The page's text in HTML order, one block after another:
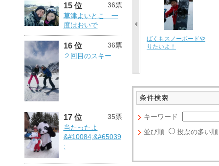
15 位
36票
草津よいとこ 一
度はおいで
16 位
36票
２回目のスキー
17 位
35票
当たったよ
&#10084;&#65039
;
山にキターーー！
はるちゃん、初スキー
は転んでも楽しい～
キーワード
並び順
投票の多い順